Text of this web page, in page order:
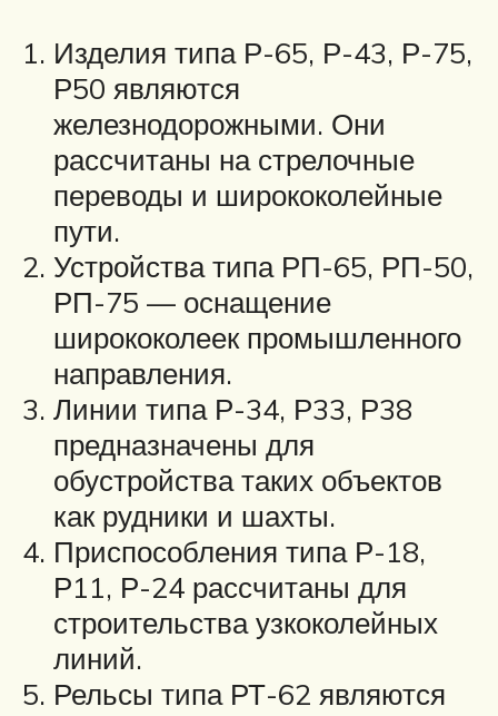
Изделия типа Р-65, Р-43, Р-75,
Р50 являются
железнодорожными. Они
рассчитаны на стрелочные
переводы и ширококолейные
пути.
Устройства типа РП-65, РП-50,
РП-75 — оснащение
ширококолеек промышленного
направления.
Линии типа Р-34, Р33, Р38
предназначены для
обустройства таких объектов
как рудники и шахты.
Приспособления типа Р-18,
Р11, Р-24 рассчитаны для
строительства узкоколейных
линий.
Рельсы типа РТ-62 являются